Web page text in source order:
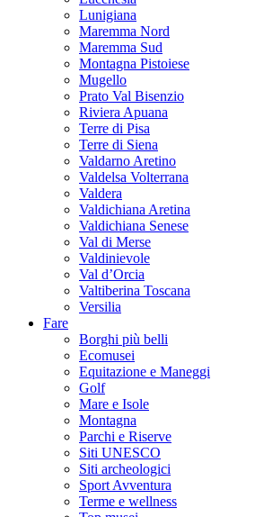
Lunigiana
Maremma Nord
Maremma Sud
Montagna Pistoiese
Mugello
Prato Val Bisenzio
Riviera Apuana
Terre di Pisa
Terre di Siena
Valdarno Aretino
Valdelsa Volterrana
Valdera
Valdichiana Aretina
Valdichiana Senese
Val di Merse
Valdinievole
Val d’Orcia
Valtiberina Toscana
Versilia
Fare
Borghi più belli
Ecomusei
Equitazione e Maneggi
Golf
Mare e Isole
Montagna
Parchi e Riserve
Siti UNESCO
Siti archeologici
Sport Avventura
Terme e wellness